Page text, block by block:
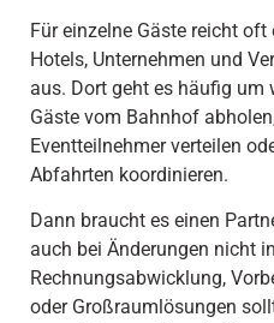
Für einzelne Gäste reicht
Hotels, Unternehmen und
aus. Dort geht es häufig um
Gäste vom Bahnhof
Eventteilnehmer verteilen
Abfahrten koordinieren.
Dann braucht es einen
auch bei Änderungen nicht
Rechnungsabwicklung,
oder Großraumlösungen